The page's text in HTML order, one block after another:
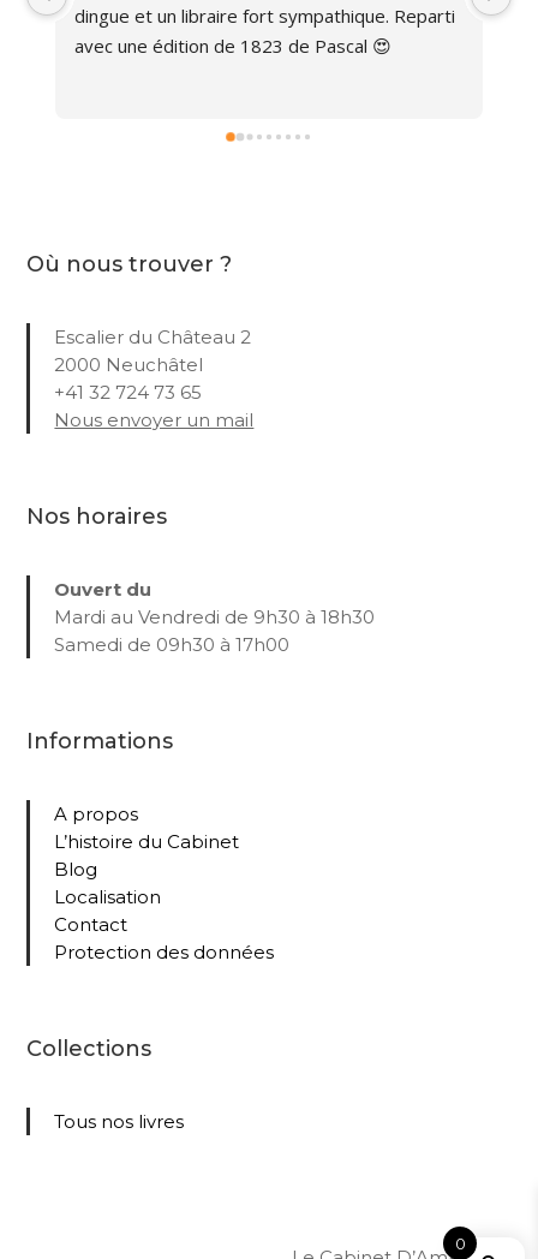
dingue et un libraire fort sympathique. Reparti
avec une édition de 1823 de Pascal 😍
Où nous trouver ?
Escalier du Château 2
2000 Neuchâtel
+41 32 724 73 65
Nous envoyer un mail
Nos horaires
Ouvert du
Mardi au Vendredi de 9h30 à 18h30
Samedi de 09h30 à 17h00
Informations
A propos
L’histoire du Cabinet
Blog
Localisation
Contact
Protection des données
Collections
Tous nos livres
0